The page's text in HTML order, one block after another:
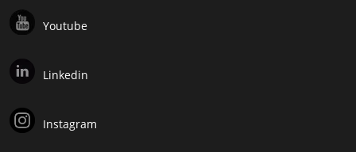
Youtube
Linkedin
Instagram